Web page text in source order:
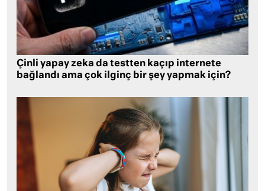
Çinli yapay zeka da testten kaçıp internete
bağlandı ama çok ilginç bir şey yapmak için?